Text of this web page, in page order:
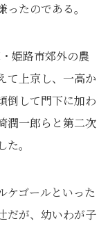
たのである。
姫路市郊外の農
て上京し、一高か
倒して門下に加わ
潤一郎らと第二次
。
ケゴールといった
だが、幼いわが子